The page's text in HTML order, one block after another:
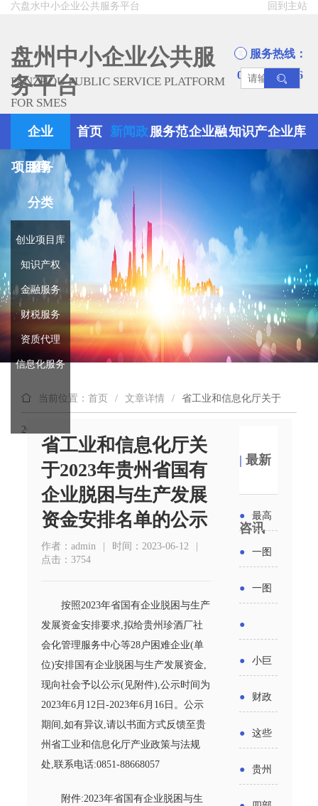
回到主站
六盘水中小企业公共服务平台
盘州中小企业公共服
务平台
PANZHOU PUBLIC SERVICE PLATFORM
FOR SMES
服务热线：
0858-8945666
企业
服务
分类
创业项目库
知识产权
金融服务
财税服务
资质代理
信息化服务
首页 新闻政
策
服务范企业融知识产企业库
项目库
当前位置：首页 / 文章详情 / 省工业和信息化厅关于
2023年贵州省国有企业脱困与生产发展资金安排名单的公示
省工业和信息化厅关
于2023年贵州省国有
企业脱困与生产发展
资金安排名单的公示
作者：admin | 时间：2023-06-12
|
点击：3754
按照2023年省国有企业脱困与生产
发展资金安排要求,拟给贵州珍酒厂社
会化管理服务中心等28户困难企业(单
位)安排国有企业脱困与生产发展资金,
现向社会予以公示(见附件),公示时间为
2023年6月12日-2023年6月16日。公示
期间,如有异议,请以书面方式反馈至贵
州省工业和信息化厅产业政策与法规
处,联系电话:0851-88668057
附件:2023年省国有企业脱困与生
|最新
咨讯
● 最高
元！贵
州开展
2026年
轮汽车
销活动
● 一图
省科技
成果转
化中试
报工作
● 一图
出台酒
类新规
酒企出
点关注
●
小企业
发展环
境评估
● 小巨
了？工
信部准
备怎么
● 财政
继续实
● 这些
● 贵州